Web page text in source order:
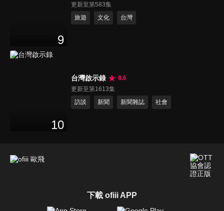
9
更新至第583集
旅遊
文化 台灣
10
台灣啟示錄
8.6
更新至第1613集
訪談
新聞 新聞雜誌 社會
下載 ofiii APP